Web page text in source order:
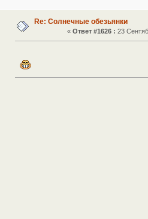
Re: Солнечные обезьянки
«Ответ #1626 : 23